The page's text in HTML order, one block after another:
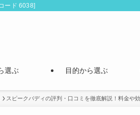
ード 6038]
選ぶ 目的から選ぶ
スピークバディの評判・口コミを徹底解説！料金や